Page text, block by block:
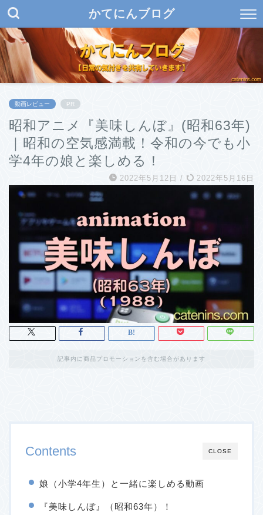
かてにんブログ
動画レビュー PR
昭和アニメ『美味しんぼ』(昭和63年)
｜昭和の空気感満載！令和の今でも小
学4年の娘と楽しめる！
2022年5月12日 / 2022年5月16日
記事内に商品プロモーションを含む場合があります
CLOSE
Contents
娘（小学4年生）と一緒に楽しめる動画
『美味しんぼ』（昭和63年）！